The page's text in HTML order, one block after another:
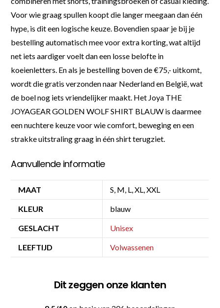
Voor wie graag spullen koopt die langer meegaan dan één
hype, is dit een logische keuze. Bovendien spaar je bij je
bestelling automatisch mee voor extra korting, wat altijd
net iets aardiger voelt dan een losse belofte in
koeienletters. En als je bestelling boven de €75,- uitkomt,
wordt die gratis verzonden naar Nederland en België, wat
de boel nog iets vriendelijker maakt. Het Joya THE
JOYAGEAR GOLDEN WOLF SHIRT BLAUW is daarmee
een nuchtere keuze voor wie comfort, beweging en een
strakke uitstraling graag in één shirt terugziet.
Aanvullende informatie
MAAT S, M, L, XL, XXL
KLEUR blauw
GESLACHT Unisex
LEEFTIJD Volwassenen
Dit zeggen onze klanten